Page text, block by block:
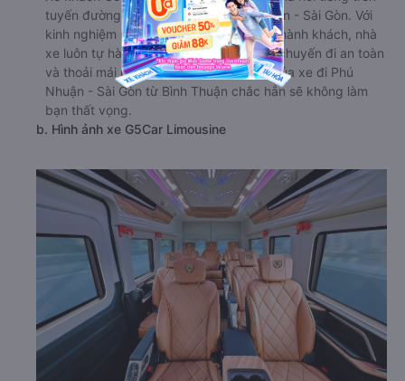
tuyến đường từ Bình Thuận đi Phú Nhuận - Sài Gòn. Với
kinh nghiệm nhiều năm phục vụ vận tải hành khách, nhà
xe luôn tự hào có thể mang đến những chuyến đi an toàn
và thoải mái nhất. Trải nghiệm dịch vụ của xe đi Phú
Nhuận - Sài Gòn từ Bình Thuận chắc hẳn sẽ không làm
bạn thất vọng.
b. Hình ảnh xe G5Car Limousine